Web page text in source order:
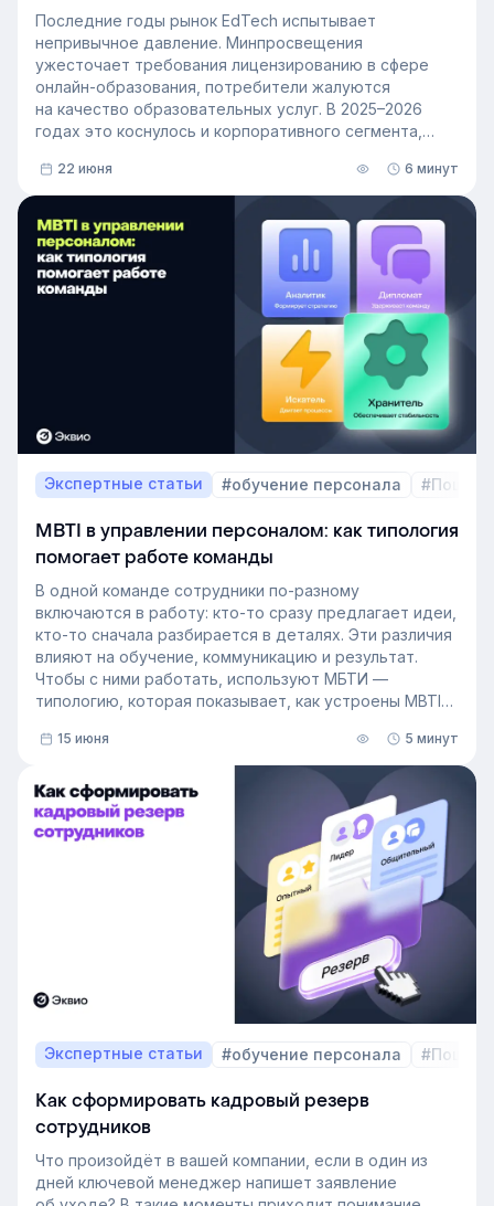
и штрафов
Последние годы рынок EdTech испытывает
непривычное давление. Минпросвещения
ужесточает требования лицензированию в сфере
онлайн-образования, потребители жалуются
на качество образовательных услуг. В 2025–2026
годах это коснулось и корпоративного сегмента,
надзорные органы. О том, какие изменения в закон
об образовании внесли в последнее время и как
не нарушить требования регуляторов при обучении
сотрудников, разбираем в этой статье.
22 июня 6 минут
Экспертные статьи #обучение персонала
MBTI в управлении персоналом: как типология
помогает работе команды
В одной команде сотрудники по-разному
включаются в работу: кто-то сразу предлагает идеи,
кто-то сначала разбирается в деталях. Эти различия
влияют на обучение, коммуникацию и результат.
Чтобы с ними работать, используют МБТИ —
типологию, которая показывает, как устроены MBTI
как это тестирование применяют в бизнесе и какую
пользу он даёт в управлении персоналом.
15 июня 5 минут
Экспертные статьи #обучение персонала
Как сформировать кадровый резерв
сотрудников
Что произойдёт в вашей компании, если в один из
дней ключевой менеджер напишет заявление